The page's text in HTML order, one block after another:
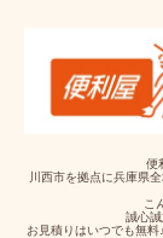
便
川西市を拠点に兵庫県
こ
誠心
お見積りはいつでも無